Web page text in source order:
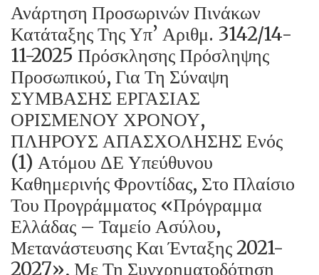
Ανάρτηση Προσωρινών Πινάκων
Κατάταξης Της Υπ’ Αριθμ. 3142/14-
11-2025 Πρόσκλησης Πρόσληψης
Προσωπικού, Για Τη Σύναψη
ΣΥΜΒΑΣΗΣ ΕΡΓΑΣΙΑΣ
ΟΡΙΣΜΕΝΟΥ ΧΡΟΝΟΥ,
ΠΛΗΡΟΥΣ ΑΠΑΣΧΟΛΗΣΗΣ Ενός
(1) Ατόμου ΔΕ Υπεύθυνου
Καθημερινής Φροντίδας, Στο Πλαίσιο
Του Προγράμματος «Πρόγραμμα
Ελλάδας – Ταμείο Ασύλου,
Μετανάστευσης Και Ένταξης 2021-
2027», Με Τη Συγχρηματοδότηση